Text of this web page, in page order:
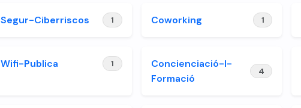
Segur-Ciberriscos 1 Coworking 1
Wifi-Publica 1
Concienciació-I-
Formació
4